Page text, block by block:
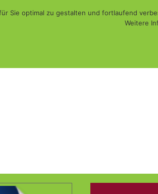
Sie optimal zu gestalten und fortlaufend
Weitere